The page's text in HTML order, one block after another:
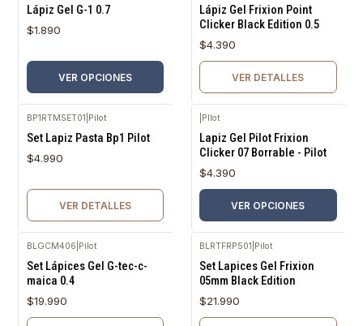
Lápiz Gel G-1 0.7
$1.890
VER OPCIONES
Lápiz Gel Frixion Point
Clicker Black Edition 0.5
$4.390
VER DETALLES
BP1RTMSET01 Pilot
Set Lapiz Pasta Bp1 Pilot
$4.990
VER DETALLES
PIlot
Lapiz Gel Pilot Frixion
Clicker 07 Borrable - Pilot
$4.390
VER OPCIONES
BLGCM406 Pilot
Set Lápices Gel G-tec-c-
maica 0.4
$19.990
BLRTFRP501 Pilot
Set Lapices Gel Frixion
05mm Black Edition
$21.990